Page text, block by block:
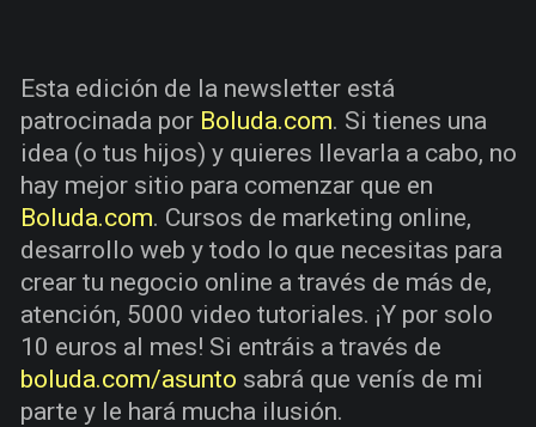
Esta edición de la newsletter está
patrocinada por Boluda.com. Si tienes una
idea (o tus hijos) y quieres llevarla a cabo, no
hay mejor sitio para comenzar que en
Boluda.com. Cursos de marketing online,
desarrollo web y todo lo que necesitas para
crear tu negocio online a través de más de,
atención, 5000 video tutoriales. ¡Y por solo
10 euros al mes! Si entráis a través de
boluda.com/asunto sabrá que venís de mi
parte y le hará mucha ilusión.